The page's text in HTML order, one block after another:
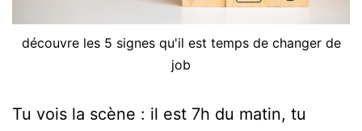
découvre les 5 signes qu'il est temps de changer de
job
Tu vois la scène : il est 7h du matin, tu